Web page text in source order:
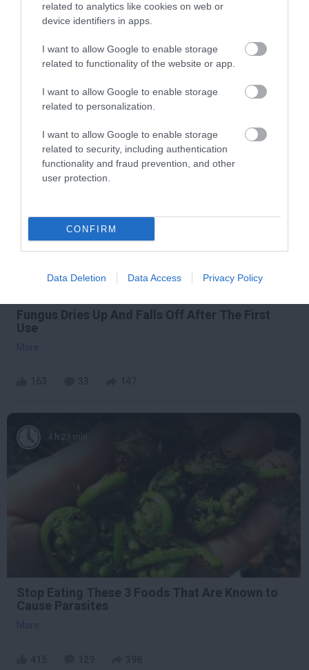
related to analytics like cookies on web or
device identifiers in apps.
I want to allow Google to enable storage
related to functionality of the website or app.
I want to allow Google to enable storage
related to personalization.
I want to allow Google to enable storage
related to security, including authentication
functionality and fraud prevention, and other
user protection.
CONFIRM
Data Deletion Data Access Privacy Policy
Your Body!
161 186 218
5 h 8 min
Fungus Dries Up And Falls Off After The First
Use
More
4 h 21 min
Stop Eating These 3 Foods That Are Known to
Cause Parasites
More